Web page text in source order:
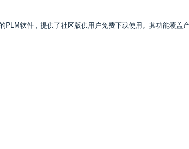
PLM软件，提供了社区版供用户免费下载使用。其功能覆盖